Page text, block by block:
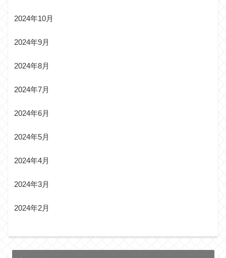
2024年10月
2024年9月
2024年8月
2024年7月
2024年6月
2024年5月
2024年4月
2024年3月
2024年2月